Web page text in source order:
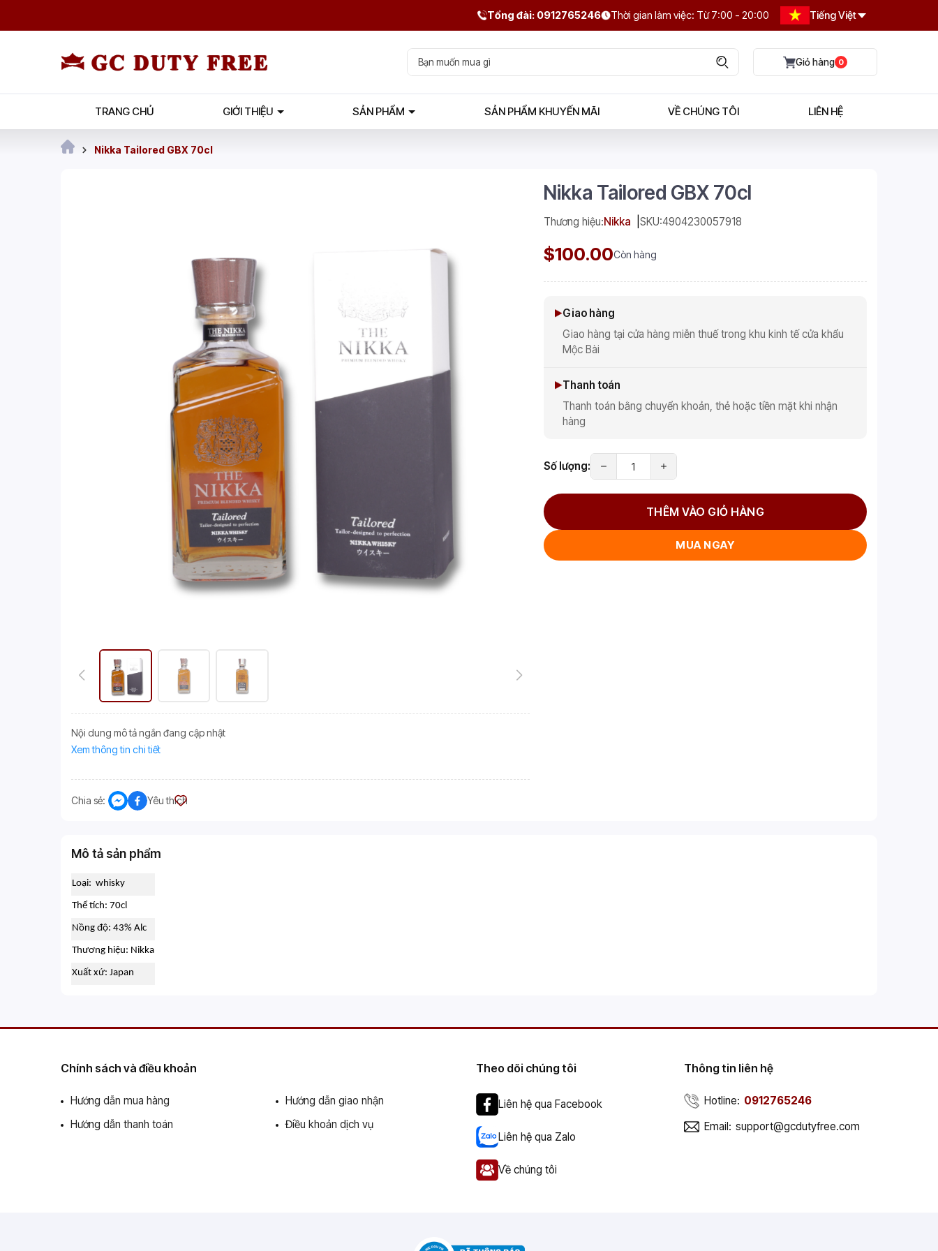
Tổng đài: 0912765246 Thời gian làm việc: Từ 7:00 - 20:00 Tiếng Việt
0
TRANG CHỦ GIỚI THIỆU SẢN PHẨM SẢN PHẨM KHUYẾN MÃI VỀ CHÚNG TÔI LIÊN HỆ
Nikka Tailored GBX 70cl
Nội dung mô tả ngắn đang cập nhật
Xem thông tin chi tiết
Chia sẻ: Yêu thích
Nikka Tailored GBX 70cl
Thương hiệu:Nikka SKU:4904230057918
$100.00Còn hàng
Giao hàng
Giao hàng tại cửa hàng miễn thuế trong khu kinh tế cửa khẩu
Mộc Bài
Thanh toán
Thanh toán bằng chuyển khoản, thẻ hoặc tiền mặt khi nhận
hàng
Số lượng:
THÊM VÀO GIỎ HÀNG
MUA NGAY
Mô tả sản phẩm
Loại: whisky
Thể tích: 70cl
Nồng độ: 43% Alc
Thương hiệu: Nikka
Xuất xứ: Japan
Chính sách và điều khoản
Hướng dẫn mua hàng
Hướng dẫn thanh toán
Hướng dẫn giao nhận
Điều khoản dịch vụ
Theo dõi chúng tôi
Liên hệ qua Facebook
Liên hệ qua Zalo
Về chúng tôi
Thông tin liên hệ
Hotline: 0912765246
Email: support@gcdutyfree.com